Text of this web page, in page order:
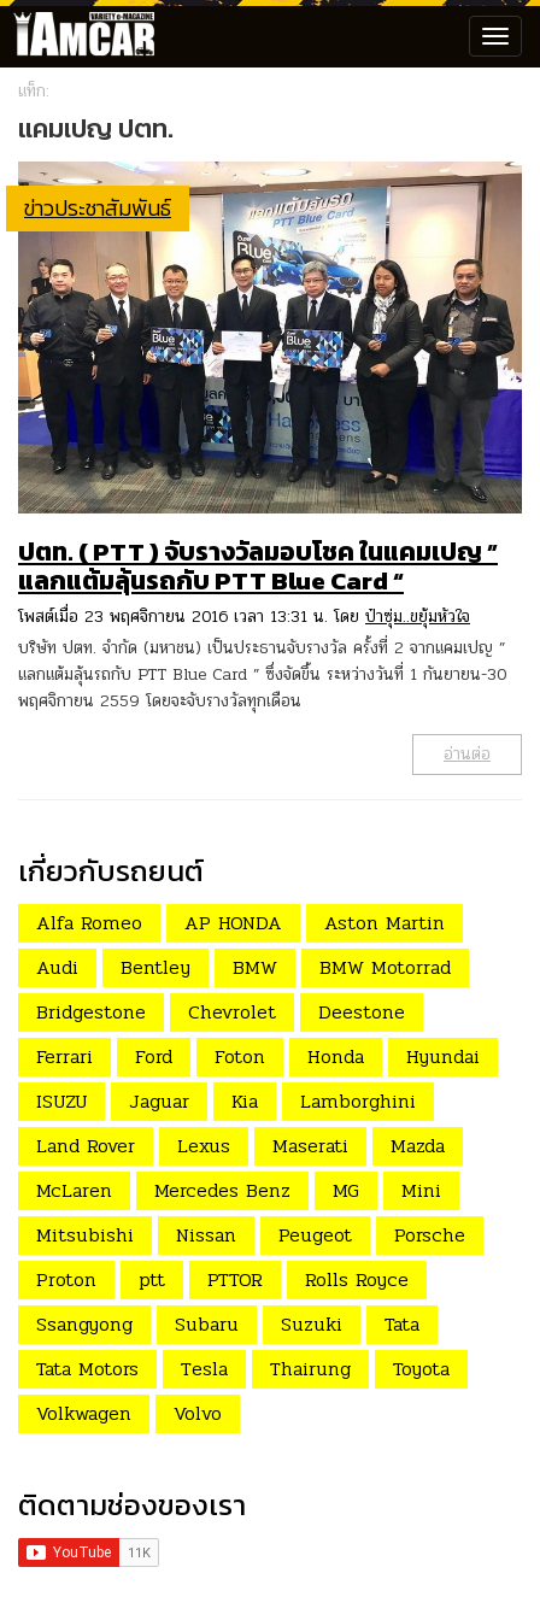
แท็ก:
แคมเปญ ปตท.
ข่าวประชาสัมพันธ์
ปตท. ( PTT ) จับรางวัลมอบโชค ในแคมเปญ ”
แลกแต้มลุ้นรถกับ PTT Blue Card “
โพสต์เมื่อ 23 พฤศจิกายน 2016 เวลา 13:31 น. โดย ป๋าซุ่ม..ขยุ้มหัวใจ
บริษัท ปตท. จำกัด (มหาชน) เป็นประธานจับรางวัล ครั้งที่ 2 จากแคมเปญ ”
แลกแต้มลุ้นรถกับ PTT Blue Card ” ซึ่งจัดขึ้น ระหว่างวันที่ 1 กันยายน-30
พฤศจิกายน 2559 โดยจะจับรางวัลทุกเดือน
อ่านต่อ
เกี่ยวกับรถยนต์
Alfa Romeo AP HONDA
Aston Martin
Audi
Bentley BMW
BMW Motorrad
Bridgestone
Chevrolet
Deestone
Ferrari
Ford Foton Honda
Hyundai
ISUZU
Jaguar Kia
Lamborghini
Land Rover
Lexus Maserati
Mazda
McLaren
Mercedes Benz MG
Mini
Mitsubishi
Nissan Peugeot
Porsche
Proton
ptt PTTOR
Rolls Royce
Ssangyong
Subaru Suzuki
Tata
Tata Motors
Tesla Thairung
Toyota
Volkwagen
Volvo
ติดตามช่องของเรา